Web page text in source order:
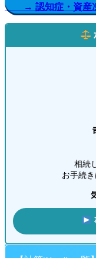
→ 認知症・資産凍
相続
お手続